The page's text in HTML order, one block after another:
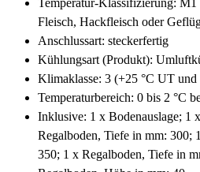
Temperatur-Klassifizierung:
Fleisch, Hackfleisch oder
Anschlussart: steckerfertig
Kühlungsart (Produkt):
Klimaklasse: 3 (+25 °C UT
Temperaturbereich: 0 bis 2 °C
Inklusive: 1 x Bodenauslage; 1
Regalboden, Tiefe in mm: 300;
350; 1 x Regalboden, Tiefe in